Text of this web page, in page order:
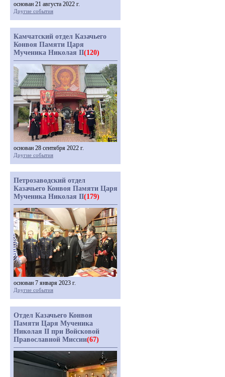
основан 21 августа 2022 г.
Другие события
Камчатский отдел Казачьего
Конвоя Памяти Царя
Мученика Николая II(120)
основан 28 сентября 2022 г.
Другие события
Петрозаводский отдел
Казачьего Конвоя Памяти Царя
Мученика Николая II(179)
основан 7 января 2023 г.
Другие события
Отдел Казачьего Конвоя
Памяти Царя Мученика
Николая II при Войсковой
Православной Миссии(67)